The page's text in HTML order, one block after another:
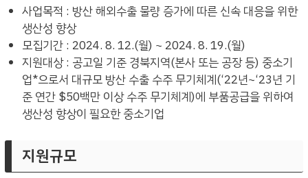
사업목적 : 방산 해외수출 물량 증가에 따른 신속 대응을 위한
생산성 향상
모집기간 : 2024. 8. 12.(월) ~ 2024. 8. 19.(월)
지원대상 : 공고일 기준 경북지역(본사 또는 공장 등) 중소기
업*으로서 대규모 방산 수출 수주 무기체계(‘22년~‘23년 기
준 연간 $50백만 이상 수주 무기체계)에 부품공급을 위하여
생산성 향상이 필요한 중소기업
지원규모